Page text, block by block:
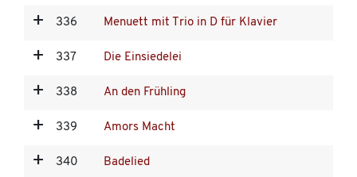
336 Menuett mit Trio in D für Klavier
337 Die Einsiedelei
338 An den Frühling
339 Amors Macht
340 Badelied